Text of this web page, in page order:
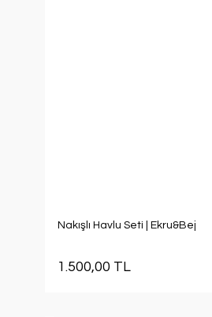
Nakışlı Havlu Seti | Ekru&Bej
1.500,00 TL